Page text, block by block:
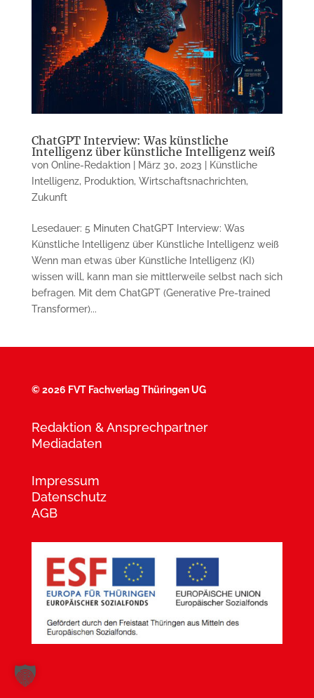
ChatGPT Interview: Was künstliche
Intelligenz über künstliche Intelligenz weiß
von Online-Redaktion| März 30, 2023
Künstliche
Intelligenz, Produktion, Wirtschaftsnachrichten,
Zukunft
Lesedauer: 5 Minuten ChatGPT Interview: Was
Künstliche Intelligenz über Künstliche Intelligenz weiß
Wenn man etwas über Künstliche Intelligenz (KI)
wissen will, kann man sie mittlerweile selbst nach sich
befragen. Mit dem ChatGPT (Generative Pre-trained
Transformer)...
©2026 FVT Fachverlag Thüringen UG
Redaktion & Ansprechpartner
Mediadaten
Impressum
Datenschutz
AGB